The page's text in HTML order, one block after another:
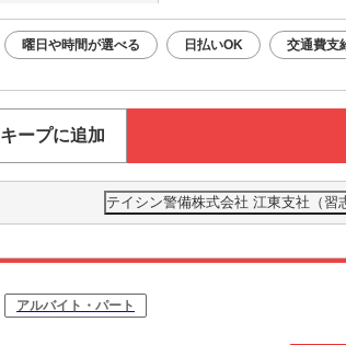
曜日や時間が選べる 日払いOK 交通費支
キープに追加
テイシン警備株式会社 江東支社（
アルバイト・パート